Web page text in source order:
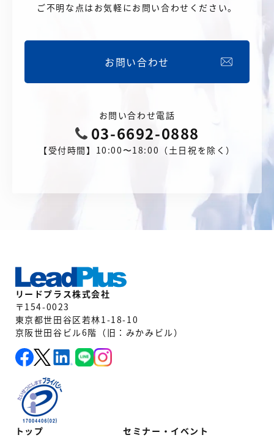
ご不明な点はお気軽にお問い合わせください。
お問い合わせ
お問い合わせ電話
03-6692-0888
【受付時間】10:00〜18:00（土日祝を除く）
トップ セミナー・イベント
リードプラス株式会社
〒154-0023
東京都世田谷区若林1-18-10
京阪世田谷ビル6階（旧：みかみビル）